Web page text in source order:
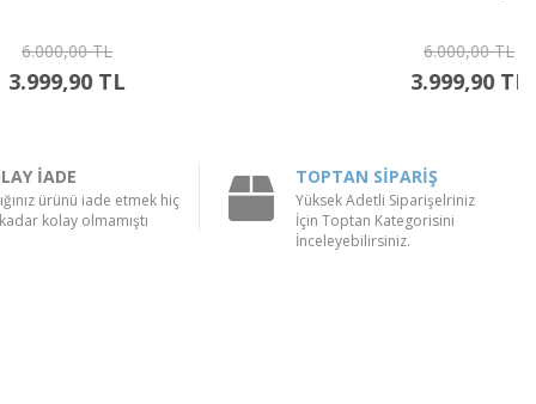
İADE
ürünü iade etmek hiç
kolay olmamıştı
TOPTAN SİPARİŞ
Yüksek Adetli Siparişelriniz
İçin Toptan Kategorisini
İnceleyebilirsiniz.